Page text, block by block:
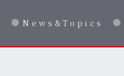
News&Topics